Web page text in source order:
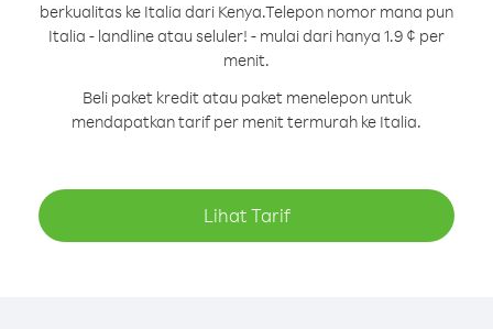
berkualitas ke Italia dari Kenya.Telepon nomor mana pun
Italia - landline atau seluler! - mulai dari hanya 1.9 ¢ per
menit.
Beli paket kredit atau paket menelepon untuk
mendapatkan tarif per menit termurah ke Italia.
Lihat Tarif